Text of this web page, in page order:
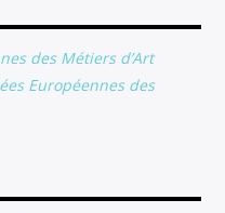
des Métiers d’Art
Européennes des